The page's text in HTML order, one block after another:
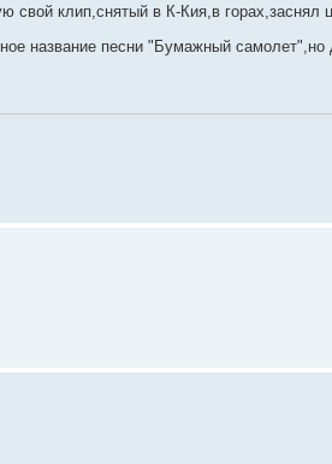
свой клип,снятый в К-Кия,в горах,заснял
название песни "Бумажный